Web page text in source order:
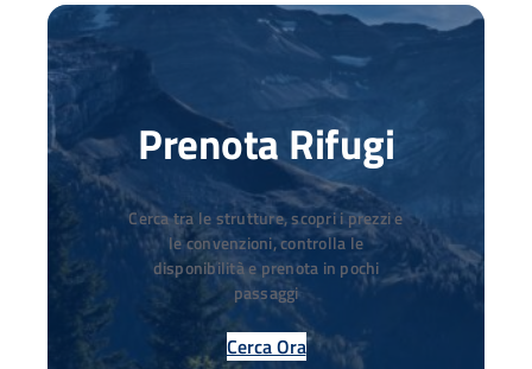
Prenota Rifugi
Cerca tra le strutture, scopri i prezzi e
le convenzioni, controlla le
disponibilità e prenota in pochi
passaggi
Cerca Ora